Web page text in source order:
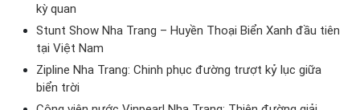
kỳ quan
Stunt Show Nha Trang – Huyền Thoại Biển Xanh đầu tiên
tại Việt Nam
Zipline Nha Trang: Chinh phục đường trượt kỷ lục giữa
biển trời